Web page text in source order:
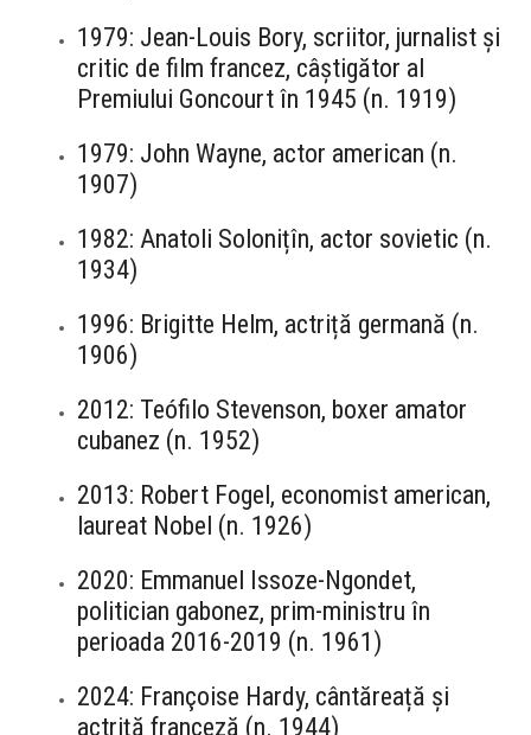
1979: Jean-Louis Bory, scriitor, jurnalist și
critic de film francez, câștigător al
Premiului Goncourt în 1945 (n. 1919)
1979: John Wayne, actor american (n.
1907)
1982: Anatoli Solonițîn, actor sovietic (n.
1934)
1996: Brigitte Helm, actriță germană (n.
1906)
2012: Teófilo Stevenson, boxer amator
cubanez (n. 1952)
2013: Robert Fogel, economist american,
laureat Nobel (n. 1926)
2020: Emmanuel Issoze-Ngondet,
politician gabonez, prim-ministru în
perioada 2016-2019 (n. 1961)
2024: Françoise Hardy, cântăreață și
actriță franceză (n. 1944)